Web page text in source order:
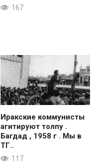
167
Иракские коммунисты
агитируют толпу .
Багдад , 1958 г . Мы в
ТГ..
117